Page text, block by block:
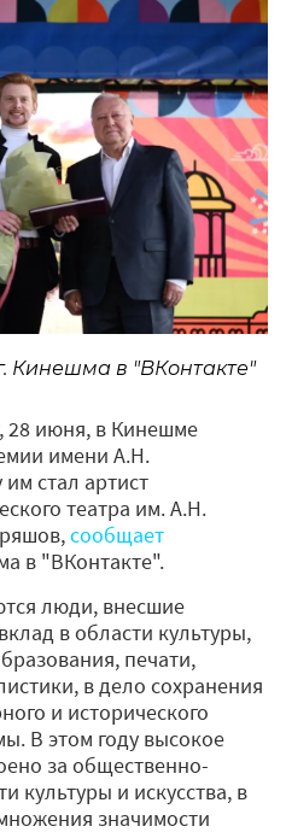
Кинешма в "ВКонтакте"
28 июня, в Кинешме
имени А.Н.
им стал артист
театра им. А.Н.
сообщает
в "ВКонтакте".
люди, внесшие
в области культуры,
печати,
в дело сохранения
и исторического
В этом году высокое
за общественно-
культуры и искусства, в
значимости